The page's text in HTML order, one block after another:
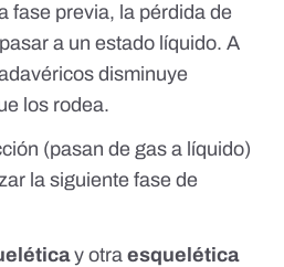
fase previa, la pérdida de
a un estado líquido. A
disminuye
los rodea.
(pasan de gas a líquido)
la siguiente fase de
y otraesquelética